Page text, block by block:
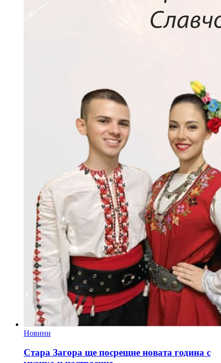
Новини
Стара Загора ще посрещне новата година с